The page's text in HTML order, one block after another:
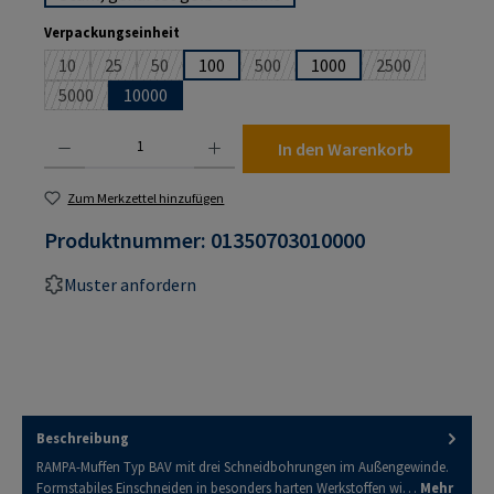
Verpackungseinheit
10(Diese Option ist zurzeit nicht verfügbar.)
25(Diese Option ist zurzeit nicht verfügbar.)
50(Diese Option ist zurzeit nicht verfügbar.)
100 500(Diese Option ist zurzeit nicht
1000 2500(Diese Option
5000(Diese Option ist zurzeit nicht verfügbar.)
10000
In den Warenkorb
Zum Merkzettel hinzufügen
Produktnummer: 01350703010000
Muster anfordern
Beschreibung
RAMPA-Muffen Typ BAV mit drei Schneidbohrungen im Außengewinde.
Formstabiles Einschneiden in besonders harten Werkstoffen wi… Mehr